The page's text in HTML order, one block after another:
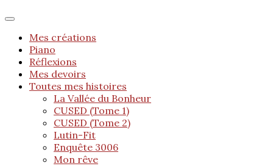
Mes créations
Piano
Réflexions
Mes devoirs
Toutes mes histoires
La Vallée du Bonheur
CUSED (Tome 1)
CUSED (Tome 2)
Lutin-Fit
Enquête 3006
Mon rêve